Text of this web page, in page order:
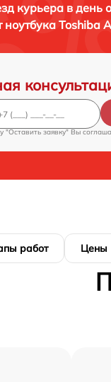
курьера в день
ноутбука Toshiba
"Оставить заявку" Вы
работ Цены